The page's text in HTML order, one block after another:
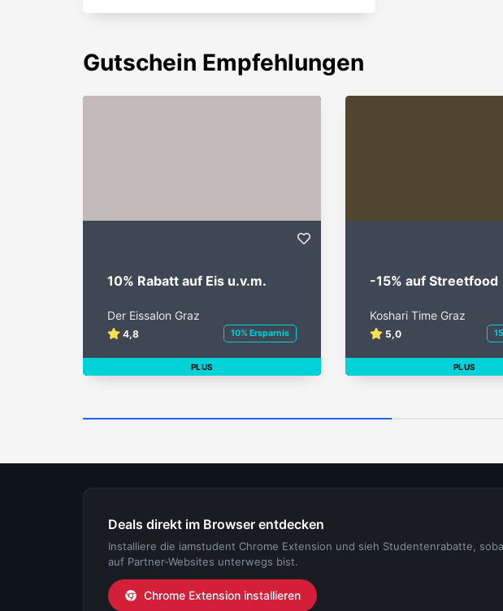
Gutschein Empfehlungen
10% Rabatt auf Eis u.v.m.
Der Eissalon Graz
4,8 10% Ersparnis
PLUS
-15% auf Streetfood
Koshari Time Graz
5,0
PLUS
Deals direkt im Browser entdecken
Installiere die iamstudent Chrome Extension und sieh Studentenrabatte,
auf Partner-Websites unterwegs bist.
Chrome Extension installieren